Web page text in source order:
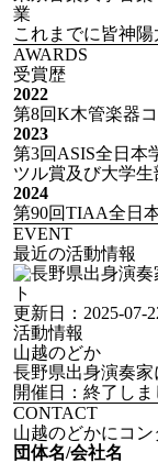
業
これまでに皆神
AWARDS
受賞歴
2022
第8回K木管楽器
2023
第3回ASIS全日本
ツル賞及び大学
2024
第90回TIAA全日
EVENT
最近の活動情報
更新日： 2025-07-
活動情報
山越のどか
長野県出身演奏
開催日： 終了しま
CONTACT
山越のどかにコ
団体名/会社名